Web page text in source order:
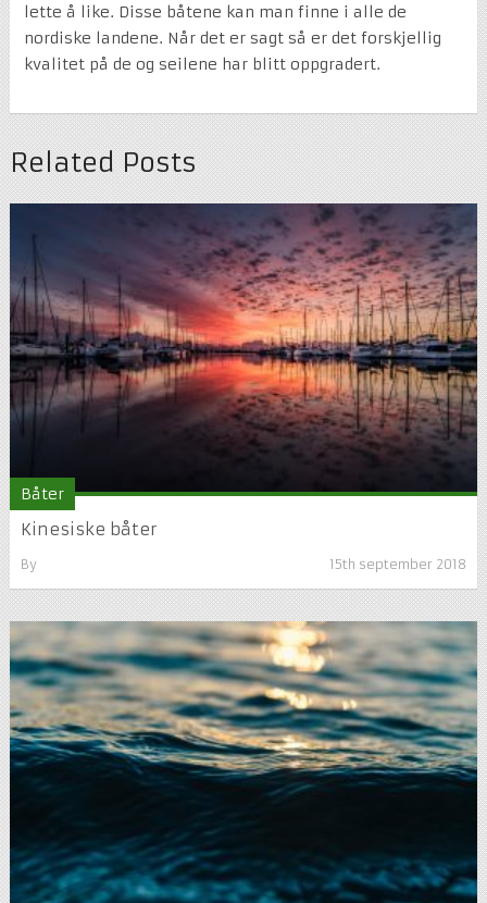
lette å like. Disse båtene kan man finne i alle de
nordiske landene. Når det er sagt så er det forskjellig
kvalitet på de og seilene har blitt oppgradert.
Related Posts
Båter
Kinesiske båter
By 15th september 2018